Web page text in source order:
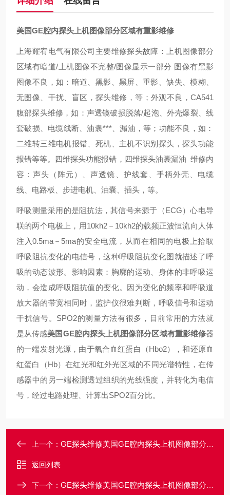
美国GE腔内探头上机图像部分区域有重影维修
上海耀宥电气有限公司主要维修探头故障：上机图像部分
区域有暗道/上机图像不完整/图像显示一部分 图像有黑影
图像不良，如：暗道、黑影、黑屏、重影、缺失、模糊、
无图像、干扰、盲区，探头维修，等；外观不良，CA541
腹部探头维修，如：声透镜破损脱落/起泡、外壳爆裂、线
套破损、电缆线断、油囊***、漏油，等；功能不良，如：
二维转三维电机报错、死机、主机不识别探头，探头功能
报错等等。四维探头功能报错，四维探头油囊漏油 维修内
容：声头（阵元）、声透镜、护线套、手柄外壳、电缆
线、电路板、步进电机、油囊、插头，等。
呼吸测量采用的是阻抗法，其信号来源于（ECG）心电导
联的两个电极上，用10kh2－10kh2的载频正波恒流向人体
注入0.5ma－5ma的安全电流，从而在相同的电极上拾取
呼吸阻抗变化的电信号，这种呼吸阻抗变化图就描述了呼
吸的动态波形。影响因素：胸廓的运动、身体的非呼吸运
动，会造成呼吸阻抗值的变化。因为变化的频率和呼吸道
放大器的带宽相同时，监护仪很难判断，呼吸信号和运动
干扰信号。 SPO2的测量方法有很多，目前常用的方法就
是从传感美国GE腔内探头上机图像部分区域有重影维修器
的一端发射光源，由于氧合血红蛋白（Hbo2），和还原血
红蛋白（Hb）在红光和红外光区域的不同光谱特性，在传
感器中的另一端检测透过组织的光线强度，并转化为电信
号，经过电路处理、计算出SPO2百分比。
上一个： GE探头维修美国GE腔内探头上机图像部分区域有黑影维修
返回列表
下一个： GE探头维修美国GE腔内探头上机图像部分区域有盲区维修